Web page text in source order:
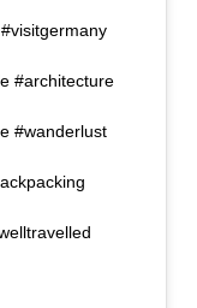
#architecture
#wanderlust